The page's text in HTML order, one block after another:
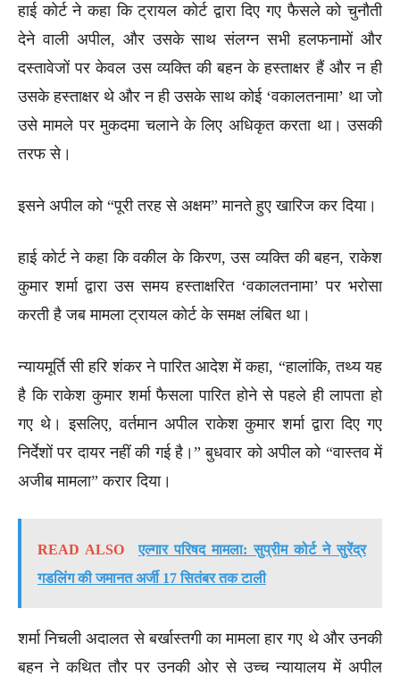
हाई कोर्ट ने कहा कि ट्रायल कोर्ट द्वारा दिए गए फैसले को चुनौती
देने वाली अपील, और उसके साथ संलग्न सभी हलफनामों और
दस्तावेजों पर केवल उस व्यक्ति की बहन के हस्ताक्षर हैं और न ही
उसके हस्ताक्षर थे और न ही उसके साथ कोई ‘वकालतनामा’ था जो
उसे मामले पर मुकदमा चलाने के लिए अधिकृत करता था। उसकी
तरफ से।
इसने अपील को “पूरी तरह से अक्षम” मानते हुए खारिज कर दिया।
हाई कोर्ट ने कहा कि वकील के किरण, उस व्यक्ति की बहन, राकेश
कुमार शर्मा द्वारा उस समय हस्ताक्षरित ‘वकालतनामा’ पर भरोसा
करती है जब मामला ट्रायल कोर्ट के समक्ष लंबित था।
न्यायमूर्ति सी हरि शंकर ने पारित आदेश में कहा, “हालांकि, तथ्य यह
है कि राकेश कुमार शर्मा फैसला पारित होने से पहले ही लापता हो
गए थे। इसलिए, वर्तमान अपील राकेश कुमार शर्मा द्वारा दिए गए
निर्देशों पर दायर नहीं की गई है।” बुधवार को अपील को “वास्तव में
अजीब मामला” करार दिया।
READ ALSO
एल्गार परिषद मामला: सुप्रीम कोर्ट ने सुरेंद्र
गडलिंग की जमानत अर्जी 17 सितंबर तक टाली
शर्मा निचली अदालत से बर्खास्तगी का मामला हार गए थे और उनकी
बहन ने कथित तौर पर उनकी ओर से उच्च न्यायालय में अपील